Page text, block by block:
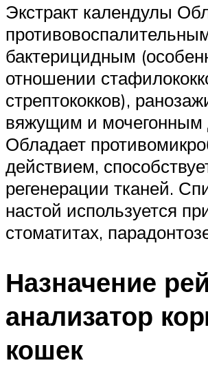
Экстракт календулы
бактерицидным
отношении
стрептококков),
вяжущим и мочегонным
Обладает
действием,
регенерации тканей.
настой используется
стоматитах,
Назначение
анализатор
кошек